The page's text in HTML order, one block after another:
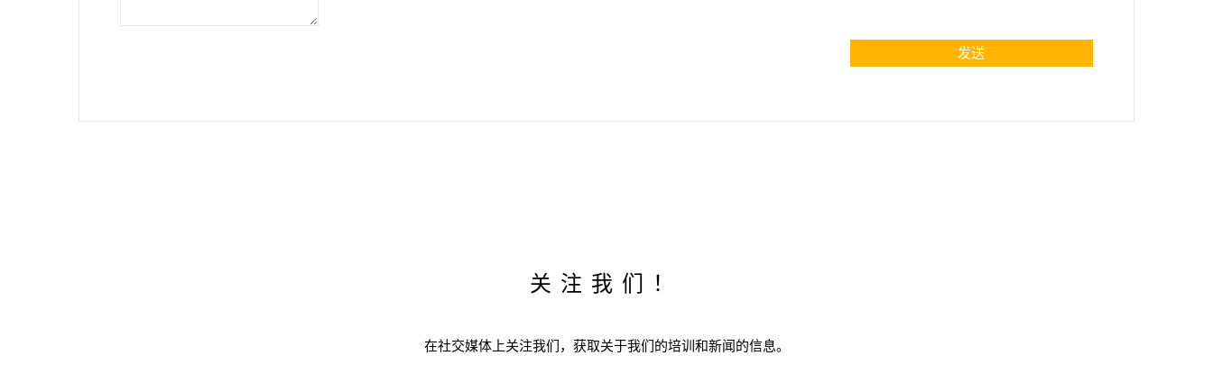
关注我们！
在社交媒体上关注我们，获取关于我们的培训和新闻的信息。